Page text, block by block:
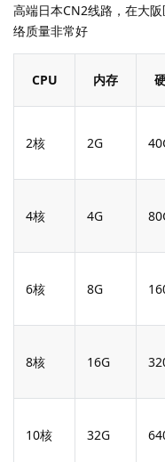
高端日本CN2线路，在大
络质量非常好
CPU 内存
2核 2G
4核 4G
6核 8G
8核 16G
10核 32G